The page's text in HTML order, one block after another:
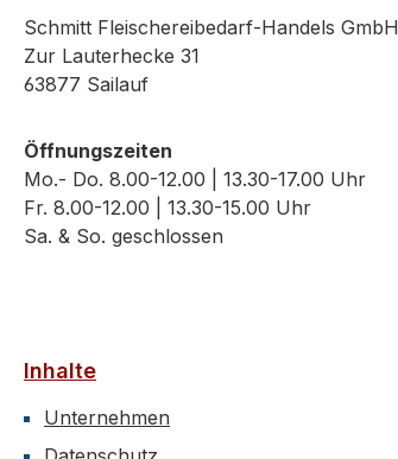
Schmitt Fleischereibedarf-Handels GmbH
Zur Lauterhecke 31
63877 Sailauf
Öffnungszeiten
Mo.- Do. 8.00-12.00 | 13.30-17.00 Uhr
Fr. 8.00-12.00 | 13.30-15.00 Uhr
Sa. & So. geschlossen
Inhalte
Unternehmen